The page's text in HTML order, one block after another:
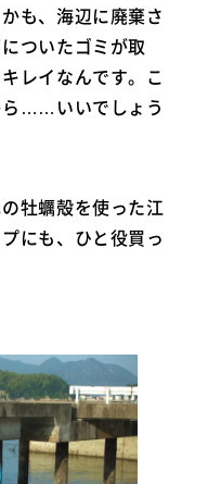
も、海辺に廃棄さ
ついたゴミが取
レイなんです。こ
ら……いいでしょう
牡蠣殻を使った江
にも、ひと役買っ